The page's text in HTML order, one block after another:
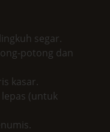
segar.
potong dan
kasar.
(untuk